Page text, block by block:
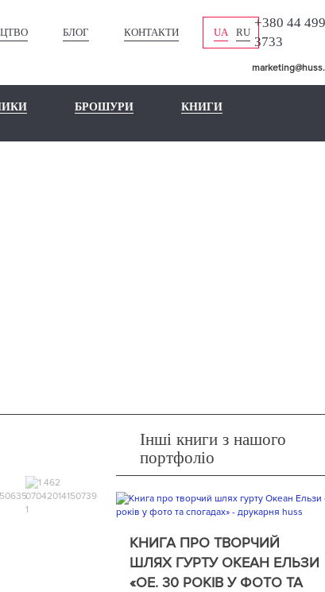
БЛОГ КОНТАКТИ UA RU
+380 44 499
3733
БРОШУРИ
КНИГИ
Інші книги з нашого
портфоліо
КНИГА ПРО ТВОРЧИЙ
ШЛЯХ ГУРТУ ОКЕАН ЕЛЬЗИ
«ОЕ. 30 РОКІВ У ФОТО ТА